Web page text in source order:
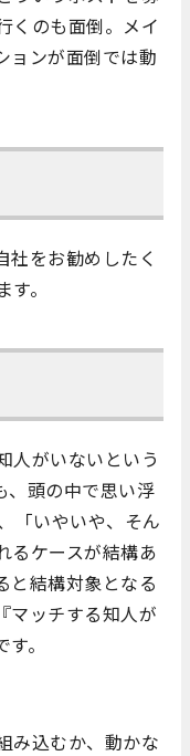
くのも面倒。メイ
ョンが面倒では動
社をお勧めしたく
。
人がいないという
、頭の中で思い浮
「いやいや、そん
るケースが結構あ
と結構対象となる
マッチする知人が
。
み込むか、動かな